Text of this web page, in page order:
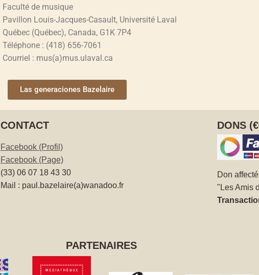
Faculté de musique
Pavillon Louis-Jacques-Casault, Université Laval
Québec (Québec), Canada, G1K 7P4
Téléphone : (418) 656-7061
Courriel : mus(a)mus.ulaval.ca
Las generaciones Bazelaire
CONTACT
Facebook (Profil)
Facebook (Page)
(33) 06 07 18 43 30
Mail : paul.bazelaire(a)wanadoo.fr
DONS
Don
"Les Amis
PARTENAIRES